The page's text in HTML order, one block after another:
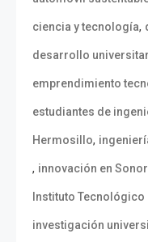
ciencia y tecnología,
desarrollo
emprendimiento
estudiantes de
Hermosillo,
, innovación en
Instituto
investigación